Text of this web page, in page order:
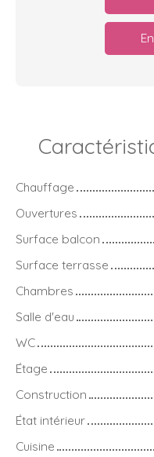
Chauffage
Ouvertures
Surface balcon
Surface terrasse
Chambres
Salle d'eau
WC
Étage
Construction
État intérieur
Cuisine